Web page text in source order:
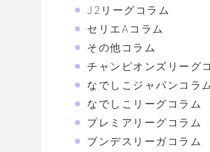
J2リーグコラム
セリエAコラム
その他コラム
チャンピオンズリーグ
なでしこジャパンコラ
なでしこリーグコラム
プレミアリーグコラム
ブンデスリーガコラム